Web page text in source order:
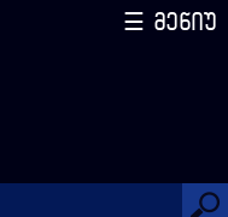
☰ მენიუ